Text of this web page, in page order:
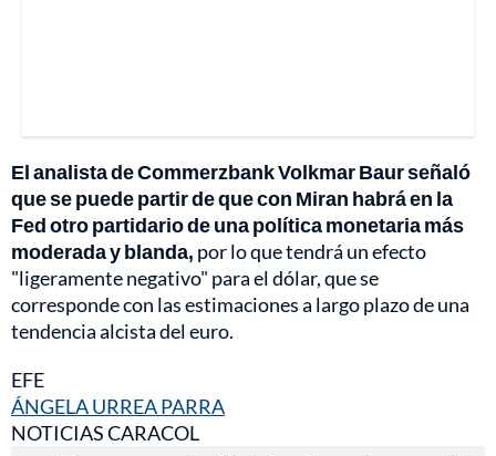
El analista de Commerzbank Volkmar Baur señaló
que se puede partir de que con Miran habrá en la
Fed otro partidario de una política monetaria más
moderada y blanda, por lo que tendrá un efecto
"ligeramente negativo" para el dólar, que se
corresponde con las estimaciones a largo plazo de una
tendencia alcista del euro.
EFE
ÁNGELA URREA PARRA
NOTICIAS CARACOL